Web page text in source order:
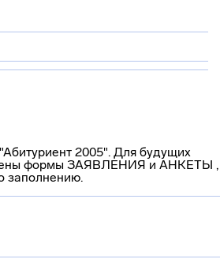
2005". Для будущих
формы ЗАЯВЛЕНИЯ и АНКЕТЫ ,
заполнению.